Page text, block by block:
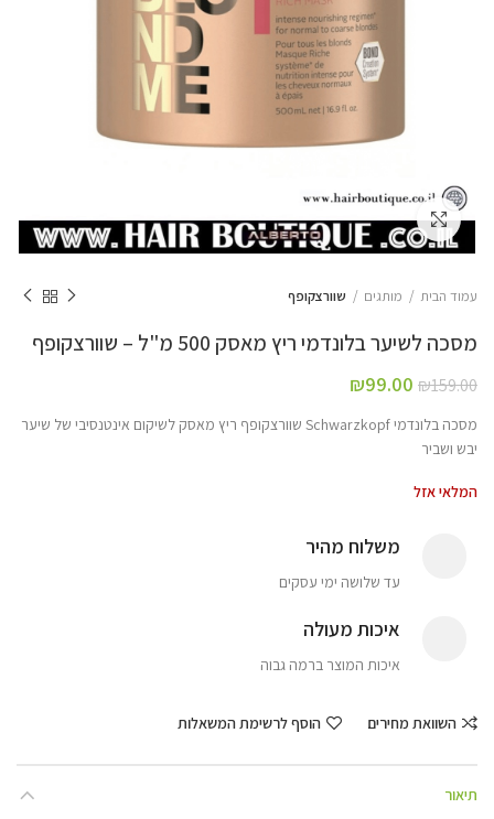
Click to enlarge
עמוד הבית מותגים שוורצקופף
מסכה לשיער בלונדמי ריץ מאסק 500 מ"ל – שוורצקופף
₪159.00
₪99.00
מסכה בלונדמי Schwarzkopf שוורצקופף ריץ מאסק לשיקום אינטנסיבי של שיער
יבש ושביר
המלאי אזל
משלוח מהיר
עד שלושה ימי עסקים
איכות מעולה
איכות המוצר ברמה גבוה
השוואת מחירים הוסף לרשימת המשאלות
תיאור